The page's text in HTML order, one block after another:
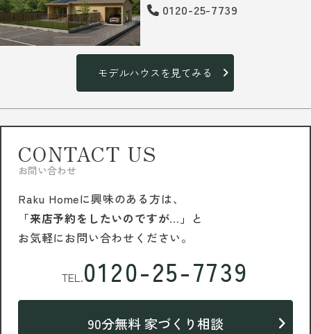
0120-25-7739
モデルハウスを見てみる
CONTACT US
お問い合わせ
Raku Homeに興味のある方は、
「来店予約をしたいのですが…」 と
お気軽にお問い合わせください。
TEL.0120-25-7739
90分無料 家づくり相談